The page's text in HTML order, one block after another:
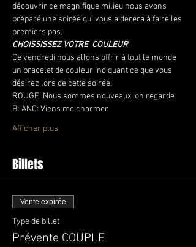
découvrir ce magnifique milieu nous avons
préparé une soirée qui vous aiderera à faire les
premiers pas.
CHOISSISSEZ VOTRE  COULEUR
Ce vendredi nous allons offrir à tout le monde
un bracelet de couleur indiquant ce que vous
désirez lors de cette soirée.
ROUGE: Nous sommes nouveaux, on regarde
BLANC: Viens me charmer
Afficher plus
Billets
Vente expirée
Type de billet
Prévente COUPLE